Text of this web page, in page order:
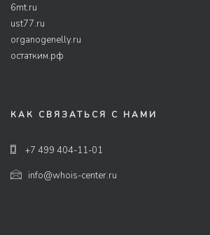
6mt.ru
ust77.ru
organogenelly.ru
остатким.рф
КАК СВЯЗАТЬСЯ С НАМИ
+7 499 404-11-01
info@whois-center.ru